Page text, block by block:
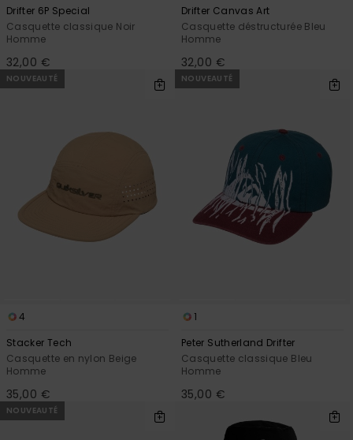
Drifter 6P Special
Casquette classique Noir
Homme
32,00 €
Drifter Canvas Art
Casquette déstructurée Bleu
Homme
32,00 €
NOUVEAUTÉ
4
Stacker Tech
Casquette en nylon Beige
Homme
35,00 €
NOUVEAUTÉ
1
Peter Sutherland Drifter
Casquette classique Bleu
Homme
35,00 €
NOUVEAUTÉ